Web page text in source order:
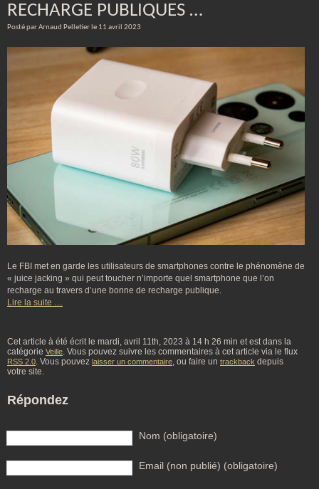
RECHARGE PUBLIQUES …
Posté par Arnaud Pelletier le 11 avril 2023
Le FBI met en garde les utilisateurs de smartphones contre le phénomène de
« juice jacking » qui peut toucher n’importe quel smartphone que l’on
recharge au travers d’une bonne de recharge publique.
Lire la suite …
Cet article à été écrit le mardi, avril 11th, 2023 à 14 h 26 min et est dans la
catégorie Veille. Vous pouvez suivre les commentaires à cet article via le flux
RSS 2.0. Vous pouvez laisser un commentaire, ou faire un trackback depuis
votre site.
Répondez
Nom (obligatoire)
Email (non publié) (obligatoire)